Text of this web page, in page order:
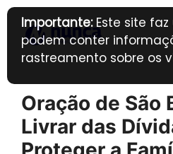
Pular
para
conteúdo
Oração de São
Livrar das
Importante:Este site faz
podem conter
rastreamento sobre os